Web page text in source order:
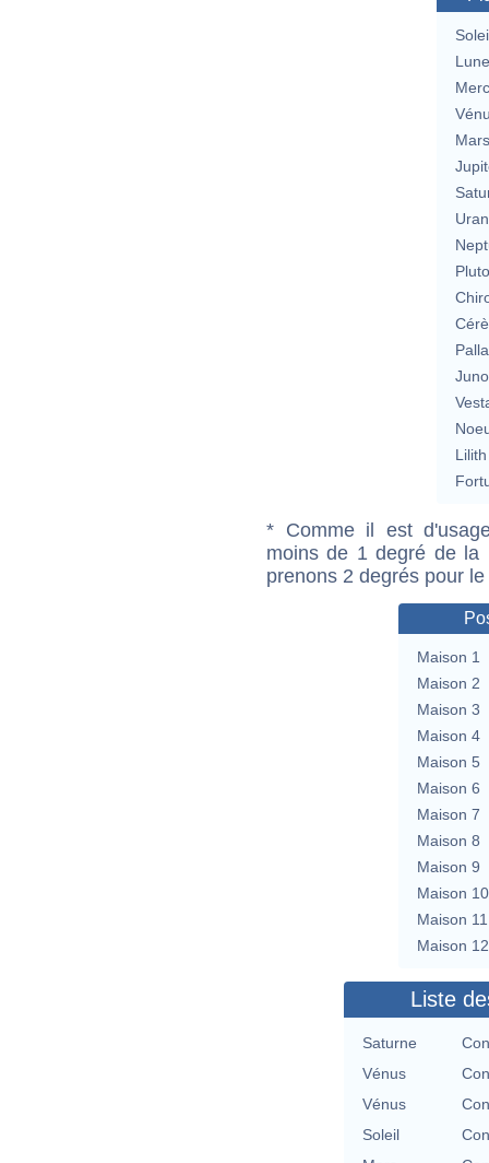
Lune
Mars
Lilith
* Comme il est
moins de 1 degré de la
prenons 2 degrés pour
Maison 1
Maison 2
Maison 3
Maison 4
Maison 5
Maison 6
Maison 7
Maison 8
Maison 9
Maison 10
Maison 11
Maison 12
Liste
Saturne
Vénus
Vénus
Soleil